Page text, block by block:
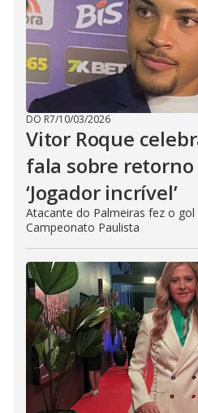
DO R7/10/03/2026
Vitor Roque
fala sobre
‘Jogador incrível’
Atacante do Palmeiras fez o
Campeonato Paulista